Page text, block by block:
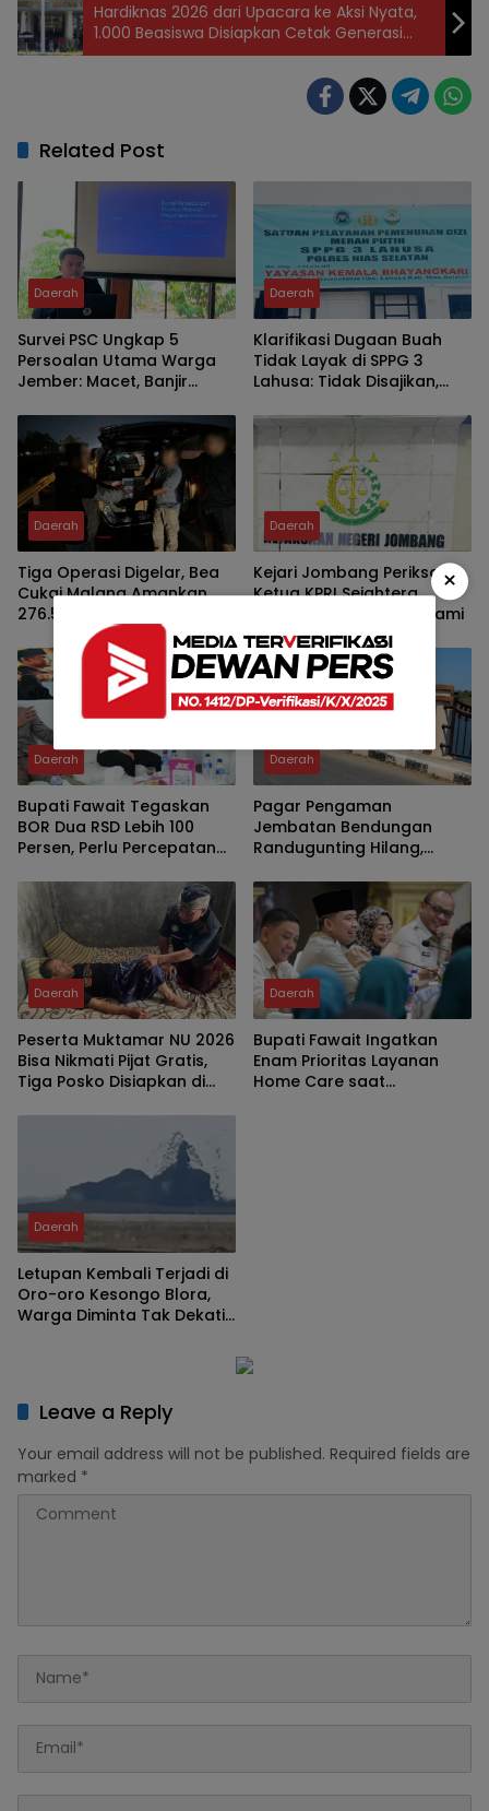
Hardiknas 2026 dari Upacara ke Aksi Nyata,
1.000 Beasiswa Disiapkan Cetak Generasi
Emas
Related Post
Daerah
Survei PSC Ungkap 5
Persoalan Utama Warga
Jember: Macet, Banjir
Pokok
Daerah
Klarifikasi Dugaan Buah
Tidak Layak di SPPG 3
Lahusa: Tidak Disajikan,
Daerah
Tiga Operasi Digelar, Bea
Cukai Malang Amankan
276.556 Batang Rokok
Daerah
Kejari Jombang Periksa
Ketua KPRI Sejahtera
Hartono, Ini yang Didalami
Daerah
Bupati Fawait Tegaskan
BOR Dua RSD Lebih 100
Persen, Perlu Percepatan
Tidur Pasien
Daerah
Pagar Pengaman
Jembatan Bendungan
Randugunting Hilang,
Membahayakan
Daerah
Peserta Muktamar NU 2026
Bisa Nikmati Pijat Gratis,
Tiga Posko Disiapkan di
Daerah
Bupati Fawait Ingatkan
Enam Prioritas Layanan
Home Care saat
Daerah
Letupan Kembali Terjadi di
Oro-oro Kesongo Blora,
Warga Diminta Tak Dekati
Leave a Reply
Your email address will not be published. Required fields are
marked *
×